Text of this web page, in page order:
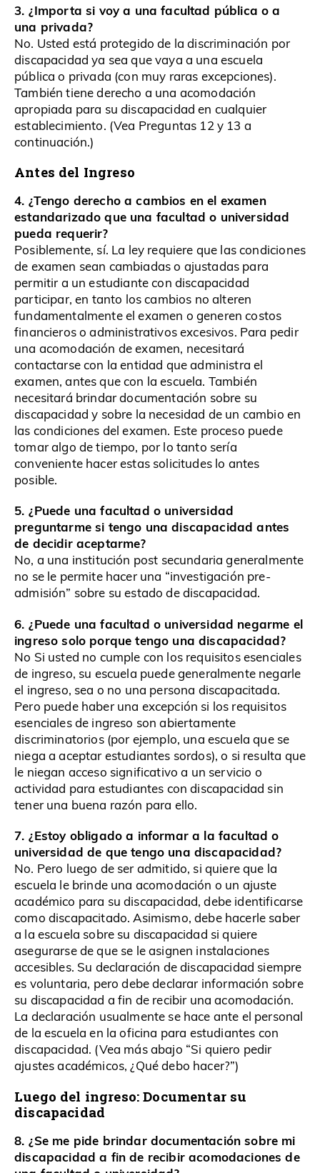
3. ¿Importa si voy a una facultad pública o a
una privada?
No. Usted está protegido de la discriminación por
discapacidad ya sea que vaya a una escuela
pública o privada (con muy raras excepciones).
También tiene derecho a una acomodación
apropiada para su discapacidad en cualquier
establecimiento. (Vea Preguntas 12 y 13 a
continuación.)
Antes del Ingreso
4. ¿Tengo derecho a cambios en el examen
estandarizado que una facultad o universidad
pueda requerir?
Posiblemente, sí. La ley requiere que las condiciones
de examen sean cambiadas o ajustadas para
permitir a un estudiante con discapacidad
participar, en tanto los cambios no alteren
fundamentalmente el examen o generen costos
financieros o administrativos excesivos. Para pedir
una acomodación de examen, necesitará
contactarse con la entidad que administra el
examen, antes que con la escuela. También
necesitará brindar documentación sobre su
discapacidad y sobre la necesidad de un cambio en
las condiciones del examen. Este proceso puede
tomar algo de tiempo, por lo tanto sería
conveniente hacer estas solicitudes lo antes
posible.
5. ¿Puede una facultad o universidad
preguntarme si tengo una discapacidad antes
de decidir aceptarme?
No, a una institución post secundaria generalmente
no se le permite hacer una “investigación pre-
admisión” sobre su estado de discapacidad.
6. ¿Puede una facultad o universidad negarme el
ingreso solo porque tengo una discapacidad?
No Si usted no cumple con los requisitos esenciales
de ingreso, su escuela puede generalmente negarle
el ingreso, sea o no una persona discapacitada.
Pero puede haber una excepción si los requisitos
esenciales de ingreso son abiertamente
discriminatorios (por ejemplo, una escuela que se
niega a aceptar estudiantes sordos), o si resulta que
le niegan acceso significativo a un servicio o
actividad para estudiantes con discapacidad sin
tener una buena razón para ello.
7. ¿Estoy obligado a informar a la facultad o
universidad de que tengo una discapacidad?
No. Pero luego de ser admitido, si quiere que la
escuela le brinde una acomodación o un ajuste
académico para su discapacidad, debe identificarse
como discapacitado. Asimismo, debe hacerle saber
a la escuela sobre su discapacidad si quiere
asegurarse de que se le asignen instalaciones
accesibles. Su declaración de discapacidad siempre
es voluntaria, pero debe declarar información sobre
su discapacidad a fin de recibir una acomodación.
La declaración usualmente se hace ante el personal
de la escuela en la oficina para estudiantes con
discapacidad. (Vea más abajo “Si quiero pedir
ajustes académicos, ¿Qué debo hacer?”)
Luego del ingreso: Documentar su
discapacidad
8. ¿Se me pide brindar documentación sobre mi
discapacidad a fin de recibir acomodaciones de